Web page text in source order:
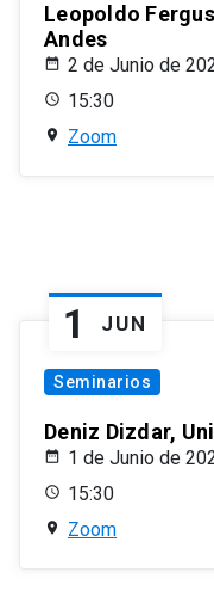
Leopoldo
Andes
2 de Junio de
15:30
Zoom
1 JUN
Seminarios
Deniz Dizdar,
1 de Junio de
15:30
Zoom